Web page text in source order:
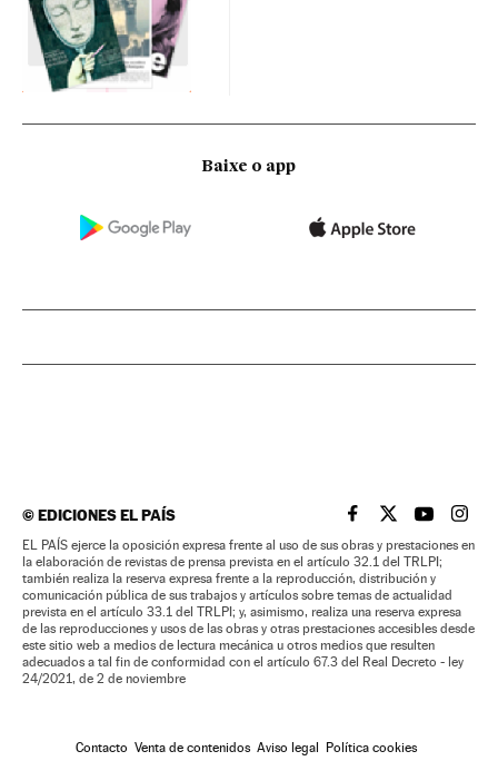
Baixe o app
©EDICIONES EL PAÍS EL PAÍS BRASIL EN
EL PAÍSEL PAÍS
EL
EL PAÍS ejerce la oposición expresa frente al uso de sus obras y prestaciones en
la elaboración de revistas de prensa prevista en el artículo 32.1 del TRLPI;
también realiza la reserva expresa frente a la reproducción, distribución y
comunicación pública de sus trabajos y artículos sobre temas de actualidad
prevista en el artículo 33.1 del TRLPI; y, asimismo, realiza una reserva expresa
de las reproducciones y usos de las obras y otras prestaciones accesibles desde
este sitio web a medios de lectura mecánica u otros medios que resulten
adecuados a tal fin de conformidad con el artículo 67.3 del Real Decreto - ley
24/2021, de 2 de noviembre
Contacto Venta de contenidos Aviso legal Política cookies